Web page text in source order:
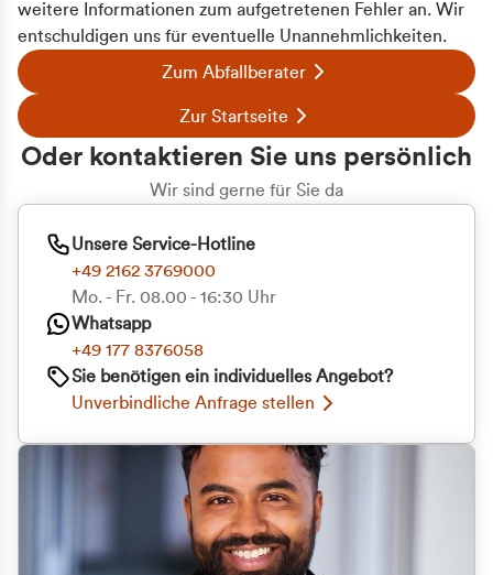
weitere Informationen zum aufgetretenen Fehler an. Wir
entschuldigen uns für eventuelle Unannehmlichkeiten.
Zum Abfallberater
Zur Startseite
Oder kontaktieren Sie uns persönlich
Wir sind gerne für Sie da
Unsere Service-Hotline
+49 2162 3769000
Mo. - Fr. 08.00 - 16:30 Uhr
Whatsapp
+49 177 8376058
Sie benötigen ein individuelles Angebot?
Unverbindliche Anfrage stellen